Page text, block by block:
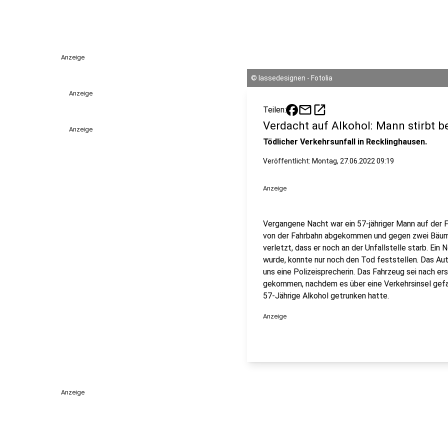
Anzeige
Anzeige
Anzeige
© lassedesignen - Fotolia
Teilen: mailopen_in_new
Verdacht auf Alkohol: Mann stirbt
Tödlicher Verkehrsunfall in Recklinghausen.
Veröffentlicht: Montag, 27.06.2022 09:19
Anzeige
Vergangene Nacht war ein 57-jähriger Mann auf
von der Fahrbahn abgekommen und gegen zwei
verletzt, dass er noch an der Unfallstelle starb. Ein
wurde, konnte nur noch den Tod feststellen. Das
uns eine Polizeisprecherin. Das Fahrzeug sei nach
gekommen, nachdem es über eine Verkehrsinsel
57-Jährige Alkohol getrunken hatte.
Anzeige
Anzeige